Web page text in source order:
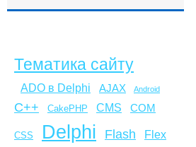
Тематика сайту
ADO в Delphi AJAX Android
C++ CakePHP CMS COM
CSS Delphi Flash Flex